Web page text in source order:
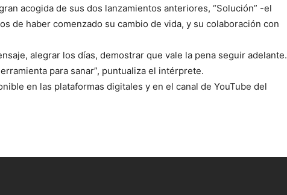
acogida de sus dos lanzamientos anteriores, “Solución” -el
de haber comenzado su cambio de vida, y su colaboración con
alegrar los días, demostrar que vale la pena seguir adelante.
para sanar”, puntualiza el intérprete.
en las plataformas digitales y en el canal de YouTube del